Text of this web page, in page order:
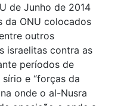
de Junho de 2014
da ONU colocados
outros
israelitas contra as
períodos de
e “forças da
onde o al-Nusra